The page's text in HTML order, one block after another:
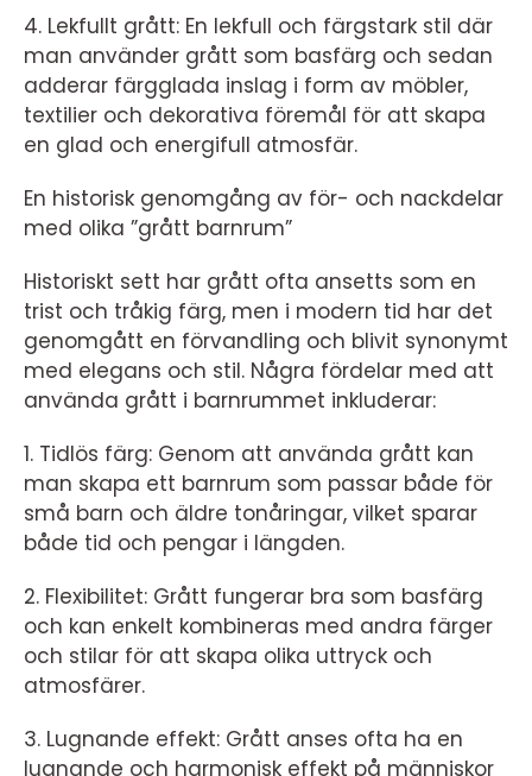
4. Lekfullt grått: En lekfull och färgstark stil där
man använder grått som basfärg och sedan
adderar färgglada inslag i form av möbler,
textilier och dekorativa föremål för att skapa
en glad och energifull atmosfär.
En historisk genomgång av för- och nackdelar
med olika ”grått barnrum”
Historiskt sett har grått ofta ansetts som en
trist och tråkig färg, men i modern tid har det
genomgått en förvandling och blivit synonymt
med elegans och stil. Några fördelar med att
använda grått i barnrummet inkluderar:
1. Tidlös färg: Genom att använda grått kan
man skapa ett barnrum som passar både för
små barn och äldre tonåringar, vilket sparar
både tid och pengar i längden.
2. Flexibilitet: Grått fungerar bra som basfärg
och kan enkelt kombineras med andra färger
och stilar för att skapa olika uttryck och
atmosfärer.
3. Lugnande effekt: Grått anses ofta ha en
lugnande och harmonisk effekt på människor